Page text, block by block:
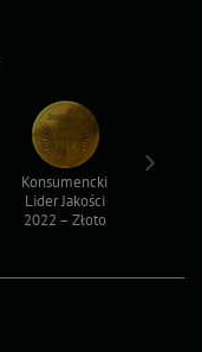
Konsumencki
Lider Jakości
2022 – Złoto